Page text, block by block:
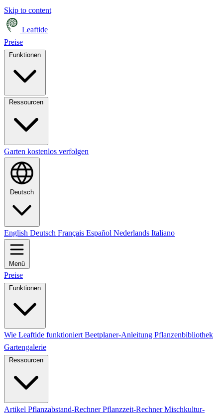
Skip to content
Leaftide
Preise
Garten kostenlos verfolgen
Deutsch
English Deutsch Français Español Nederlands Italiano
Menü
Preise
Funktionen
Wie Leaftide funktioniert Beetplaner-Anleitung Pflanzenbibliothek
Gartengalerie
Ressourcen
Artikel Pflanzabstand-RechnerPflanzzeit-RechnerMischkultur-